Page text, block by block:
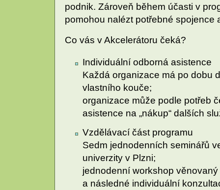
podnik. Zároveň během účasti v
pomohou nalézt potřebné spojence
Co vás v Akcelerátoru čeká?
Individuální odborná asistence
Každá organizace má po dobu
vlastního kouče;
organizace může podle potřeb
asistence na „nákup“ dalších
Vzdělávací část programu
Sedm jednodenních seminářů
univerzity v Plzni;
jednodenní workshop
a následné individuální